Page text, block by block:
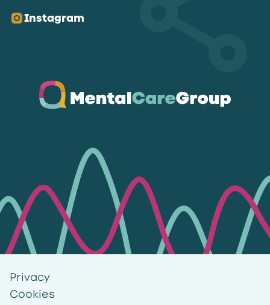
Instagram
Privacy
Cookies